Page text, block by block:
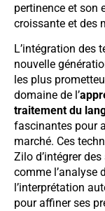
pertinence et son
croissante et des
L’intégration des
nouvelle
les plus
domaine de l’
traitement du
fascinantes pour
marché. Ces
Zilo d’intégrer
comme l’analyse
l’interprétation
pour affiner ses